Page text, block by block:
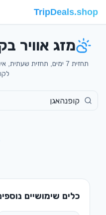
TripDeals.shop
מזג אוויר
כלים שימושיים